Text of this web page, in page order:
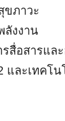
ขภาวะ
ลังงาน
สื่อสารแล
และเทคโ